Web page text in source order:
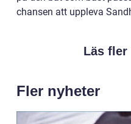
chansen att uppleva
Läs fler
Fler nyheter